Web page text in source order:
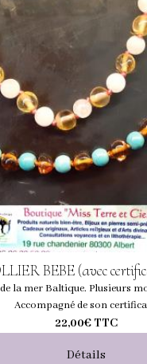
BEBE (avec
la mer Baltique. Plusieurs
Accompagné de son
22,00€ TTC
Détails